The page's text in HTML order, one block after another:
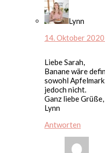
Lynn
14. Oktober
Liebe Sarah,
Banane wäre
sowohl
jedoch nicht.
Ganz liebe Grüße,
Lynn
Antworten